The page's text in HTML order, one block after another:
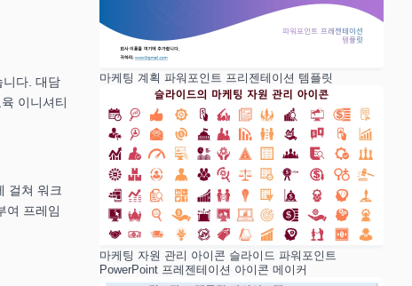
니다. 대담
이니셔티
걸쳐 워크
여 프레임
마케팅 계획 파워포인트 프리젠테이션 템플릿
마케팅 자원 관리 아이콘 슬라이드 파워포인트
PowerPoint 프레젠테이션 아이콘 메이커